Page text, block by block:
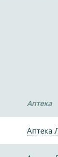
Аптека
Аптека